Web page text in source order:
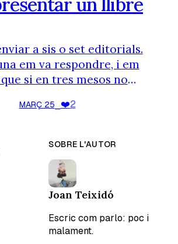
a sis o set editorials.
em va respondre, i em
si en tres mesos no
D’això ja en fa cinc o
prou publicable, però es
I no passa res, perquè si
dona. També és cert que
món dels llibres sembla
ha més escriptors que
Els primers creuen…
MARÇ 25 ❤️2
SOBRE L'AUTOR
Joan Teixidó
Escric com parlo: poc i
malament.